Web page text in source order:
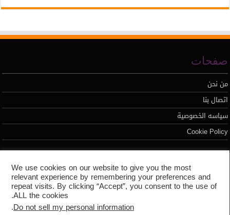
صفحات
من نحن
اتصال بنا
سياسه الخصوصية
Cookie Policy
تطوير محمد السيد
We use cookies on our website to give you the most
relevant experience by remembering your preferences and
repeat visits. By clicking “Accept”, you consent to the use of
ALL the cookies.
Do not sell my personal information
.